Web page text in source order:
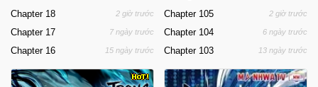
Chapter 18 2 giờ trước
Chapter 17 7 ngày trước
Chapter 16 15 ngày trước
Chapter 105 2 giờ trước
Chapter 104 6 ngày trước
Chapter 103 13 ngày trước